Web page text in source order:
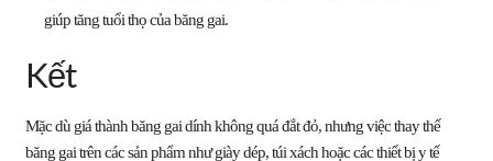
giúp tăng tuổi thọ của băng gai.
Kết
Mặc dù giá thành băng gai dính không quá đắt đỏ, nhưng việc thay thế
băng gai trên các sản phẩm như giày dép, túi xách hoặc các thiết bị y tế